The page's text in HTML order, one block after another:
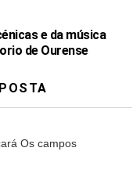
e da música
de Ourense
Os campos